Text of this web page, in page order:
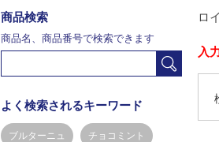
ロ
入
商品検索
商品名、商品番号で検索できます
よく検索されるキーワード
ブルターニュ チョコミント